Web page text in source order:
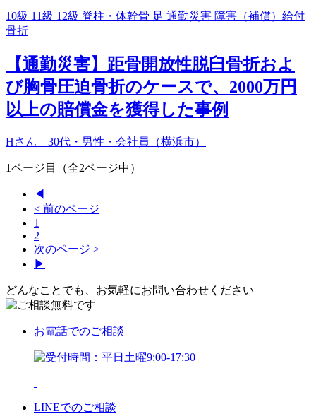
10級 11級 12級 脊柱・体幹骨 足 通勤災害 障害（補償）給付
骨折
【通勤災害】距骨開放性脱臼骨折およ
び胸骨圧迫骨折のケースで、2000万円
以上の賠償金を獲得した事例
Hさん 30代・男性・会社員（横浜市）
1ページ目（全2ページ中）
◀
< 前のページ
1
2
次のページ >
▶
どんなことでも、お気軽にお問い合わせください
お電話でのご相談
LINEでのご相談